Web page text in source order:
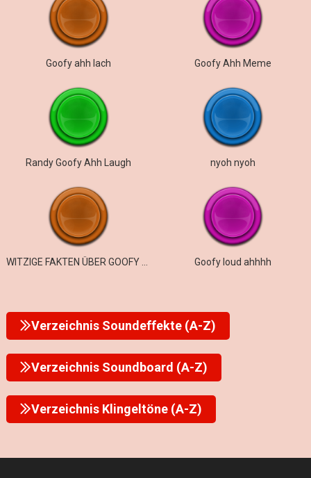
Goofy ahh lach Goofy Ahh Meme
Randy Goofy Ahh Laugh nyoh nyoh
Goofy loud ahhhh
Verzeichnis Soundeffekte (A-Z)
Verzeichnis Soundboard (A-Z)
Verzeichnis Klingeltöne (A-Z)